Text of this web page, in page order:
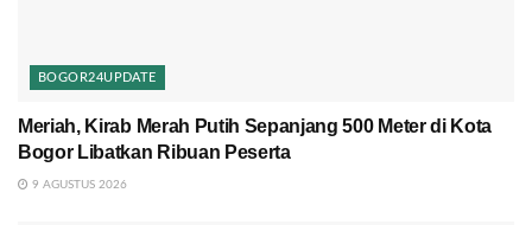
BOGOR24UPDATE
Meriah, Kirab Merah Putih Sepanjang 500 Meter di Kota
Bogor Libatkan Ribuan Peserta
9 AGUSTUS 2026